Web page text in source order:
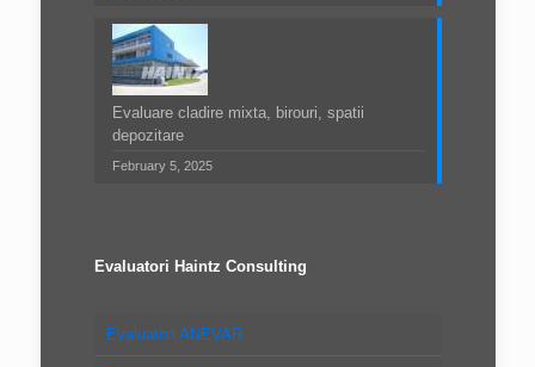
Evaluare cladire mixta, birouri, spatii
depozitare
February 5, 2025
Evaluatori Haintz Consulting
Evaluatori ANEVAR